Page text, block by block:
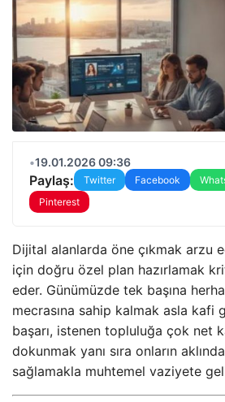
•19.01.2026 09:36
Paylaş: Twitter Facebook
Pinterest
Dijital alanlarda öne çıkmak arzu
için doğru özel plan hazırlamak
eder. Günümüzde tek başına
mecrasına sahip kalmak asla kafi
başarı, istenen topluluğa çok net
dokunmak yanı sıra onların
sağlamakla muhtemel vaziyete